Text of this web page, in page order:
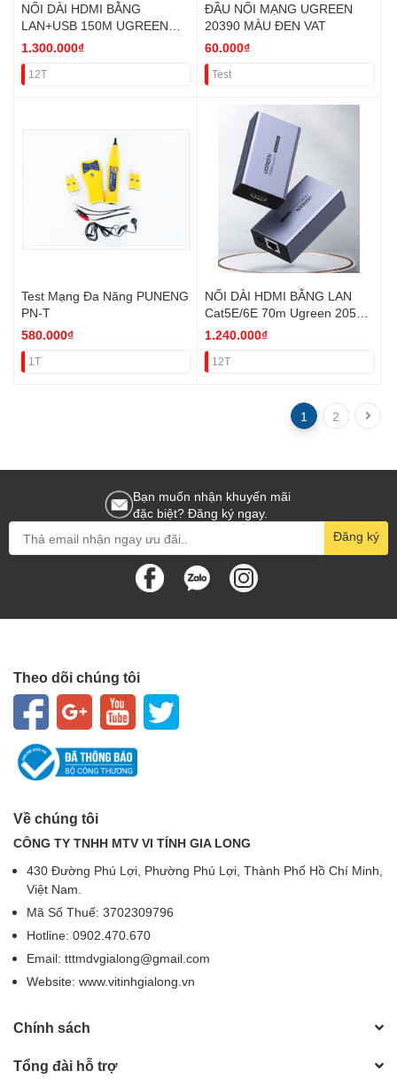
NỐI DÀI HDMI BẰNG
LAN+USB 150M UGREEN
70438 CỤC NHẬN VAT
1.300.000₫
12T
ĐẦU NỐI MẠNG UGREEN
20390 MÀU ĐEN VAT
60.000₫
Test
Test Mạng Đa Năng PUNENG
PN-T
580.000₫
1T
NỐI DÀI HDMI BẰNG LAN
Cat5E/6E 70m Ugreen 20519
VAT
1.240.000₫
12T
1 2
Bạn muốn nhận khuyến mãi
đặc biệt? Đăng ký ngay.
Đăng ký
Theo dõi chúng tôi
Về chúng tôi
CÔNG TY TNHH MTV VI TÍNH GIA LONG
430 Đường Phú Lợi, Phường Phú Lợi, Thành Phố Hồ Chí Minh,
Việt Nam.
Mã Số Thuế: 3702309796
Hotline: 0902.470.670
Email: tttmdvgialong@gmail.com
Website: www.vitinhgialong.vn
Chính sách
Tổng đài hỗ trợ